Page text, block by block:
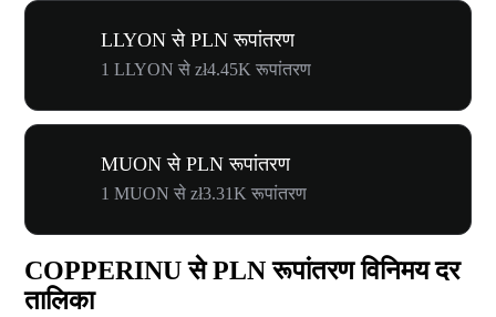
LLYON से PLN रूपांतरण
1 LLYON से zł4.45K रूपांतरण
MUON से PLN रूपांतरण
1 MUON से zł3.31K रूपांतरण
COPPERINU से PLN रूपांतरण विनिमय दर
तालिका